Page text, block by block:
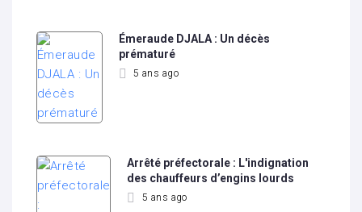
Émeraude DJALA : Un décès
prématuré
5 ans ago
Arrêté préfectorale : L'indignation
des chauffeurs d’engins lourds
5 ans ago